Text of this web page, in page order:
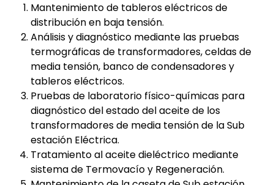
Mantenimiento de tableros eléctricos de
distribución en baja tensión.
Análisis y diagnóstico mediante las pruebas
termográficas de transformadores, celdas de
media tensión, banco de condensadores y
tableros eléctricos.
Pruebas de laboratorio físico-químicas para
diagnóstico del estado del aceite de los
transformadores de media tensión de la Sub
estación Eléctrica.
Tratamiento al aceite dieléctrico mediante
sistema de Termovacío y Regeneración.